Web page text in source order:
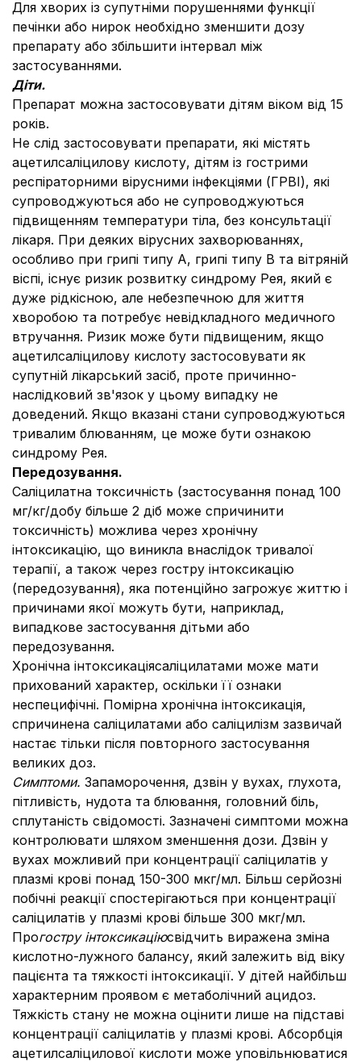
Для хворих із супутніми порушеннями функції
печінки або нирок необхідно зменшити дозу
препарату або збільшити інтервал між
застосуваннями.
Діти.
Препарат можна застосовувати дітям віком від 15
років.
Не слід застосовувати препарати, які містять
ацетилсаліцилову кислоту, дітям із гострими
респіраторними вірусними інфекціями (ГРВІ), які
супроводжуються або не супроводжуються
підвищенням температури тіла, без консультації
лікаря. При деяких вірусних захворюваннях,
особливо при грипі типу А, грипі типу В та вітряній
віспі, існує ризик розвитку синдрому Рея, який є
дуже рідкісною, але небезпечною для життя
хворобою та потребує невідкладного медичного
втручання. Ризик може бути підвищеним, якщо
ацетилсаліцилову кислоту застосовувати як
супутній лікарський засіб, проте причинно-
наслідковий зв'язок у цьому випадку не
доведений. Якщо вказані стани супроводжуються
тривалим блюванням, це може бути ознакою
синдрому Рея.
Передозування.
Саліцилатна токсичність (застосування понад 100
мг/кг/добу більше 2 діб може спричинити
токсичність) можлива через хронічну
інтоксикацію, що виникла внаслідок тривалої
терапії, а також через гостру інтоксикацію
(передозування), яка потенційно загрожує життю і
причинами якої можуть бути, наприклад,
випадкове застосування дітьми або
передозування.
Хронічна інтоксикаціясаліцилатами може мати
прихований характер, оскільки її ознаки
неспецифічні. Помірна хронічна інтоксикація,
спричинена саліцилатами або саліцилізм зазвичай
настає тільки після повторного застосування
великих доз.
Симптоми. Запаморочення, дзвін у вухах, глухота,
пітливість, нудота та блювання, головний біль,
сплутаність свідомості. Зазначені симптоми можна
контролювати шляхом зменшення дози. Дзвін у
вухах можливий при концентрації саліцилатів у
плазмі крові понад 150-300 мкг/мл. Більш серйозні
побічні реакції спостерігаються при концентрації
саліцилатів у плазмі крові більше 300 мкг/мл.
Прогостру інтоксикаціюсвідчить виражена зміна
кислотно-лужного балансу, який залежить від віку
пацієнта та тяжкості інтоксикації. У дітей найбільш
характерним проявом є метаболічний ацидоз.
Тяжкість стану не можна оцінити лише на підставі
концентрації саліцилатів у плазмі крові. Абсорбція
ацетилсаліцилової кислоти може уповільнюватися